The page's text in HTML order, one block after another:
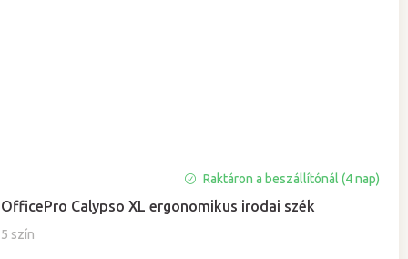
OfficePro Calypso XL ergonomikus irodai szék
5 szín
Raktáron a beszállítónál (4 nap)